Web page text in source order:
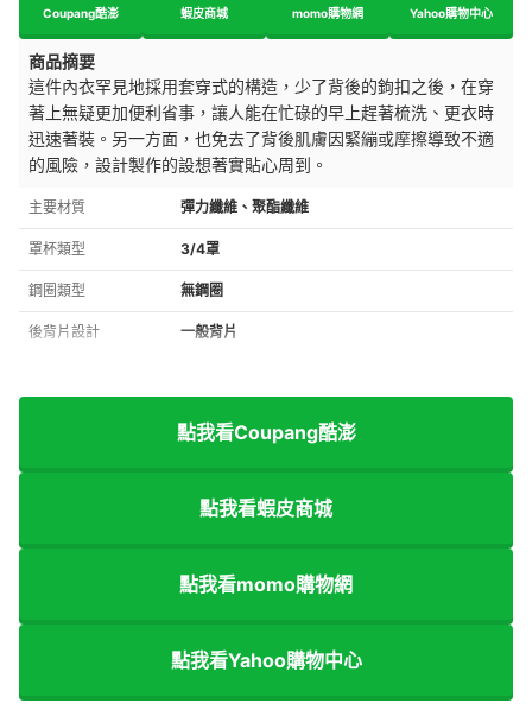
Coupang酷澎 蝦皮商城 momo購物網 Yahoo購物中心
商品摘要
這件內衣罕見地採用套穿式的構造，少了背後的鉤扣之後，在穿
著上無疑更加便利省事，讓人能在忙碌的早上趕著梳洗、更衣時
迅速著裝。另一方面， 也免去了背後肌膚因緊繃或摩擦導致不適
的風險，設計製作的設想著實貼心周到。
主要材質 彈力纖維、聚酯纖維
罩杯類型 3/4罩
鋼圈類型 無鋼圈
後背片設計 一般背片
點我看Coupang酷澎
點我看蝦皮商城
點我看momo購物網
點我看Yahoo購物中心